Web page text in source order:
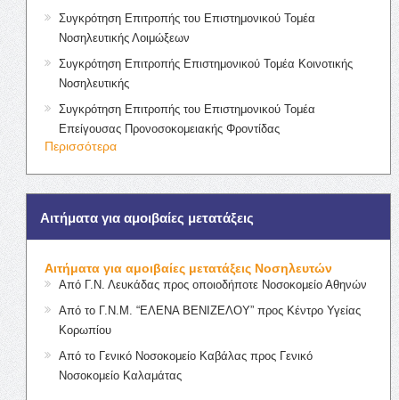
Συγκρότηση Επιτροπής του Επιστημονικού Τομέα
Νοσηλευτικής Λοιμώξεων
Συγκρότηση Επιτροπής Επιστημονικού Τομέα Κοινοτικής
Νοσηλευτικής
Συγκρότηση Επιτροπής του Επιστημονικού Τομέα
Επείγουσας Προνοσοκομειακής Φροντίδας
Περισσότερα
Αιτήματα για αμοιβαίες μετατάξεις
Αιτήματα για αμοιβαίες μετατάξεις Νοσηλευτών
Από Γ.Ν. Λευκάδας προς οποιοδήποτε Νοσοκομείο Αθηνών
Από το Γ.Ν.Μ. “ΕΛΕΝΑ ΒΕΝΙΖΕΛΟΥ” προς Κέντρο Υγείας
Κορωπίου
Από το Γενικό Νοσοκομείο Καβάλας προς Γενικό
Νοσοκομείο Καλαμάτας